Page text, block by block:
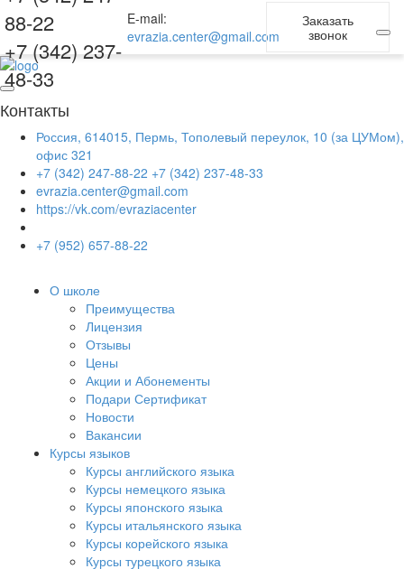
88-22
+7 (342) 237-
48-33
E-mail:
evrazia.center@gmail.com
Заказать
звонок
Контакты
Россия, 614015, Пермь, Тополевый переулок, 10 (за ЦУМом),
офис 321
+7 (342) 247-88-22 +7 (342) 237-48-33
evrazia.center@gmail.com
https://vk.com/evraziacenter
+7 (952) 657-88-22
О школе
Преимущества
Лицензия
Отзывы
Цены
Акции и Абонементы
Подари Сертификат
Новости
Вакансии
Курсы языков
Курсы английского языка
Курсы немецкого языка
Курсы японского языка
Курсы итальянского языка
Курсы корейского языка
Курсы турецкого языка